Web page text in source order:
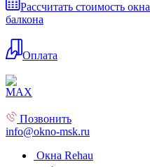
Рассчитать стоимость окна
балкона
Оплата
Позвонить
info@okno-msk.ru
Окна Rehau